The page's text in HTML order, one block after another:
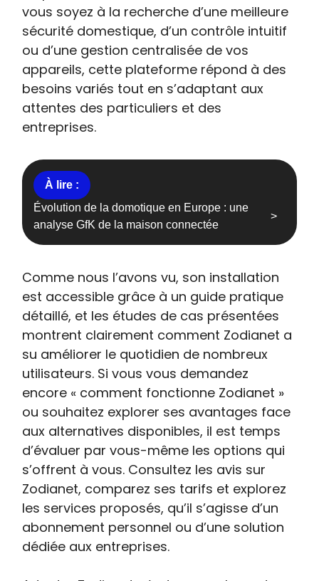
vous soyez à la recherche d’une meilleure
sécurité domestique, d’un contrôle intuitif
ou d’une gestion centralisée de vos
appareils, cette plateforme répond à des
besoins variés tout en s’adaptant aux
attentes des particuliers et des
entreprises.
Évolution de la domotique en Europe : une
analyse GfK de la maison connectée
Comme nous l’avons vu, son installation
est accessible grâce à un guide pratique
détaillé, et les études de cas présentées
montrent clairement comment Zodianet a
su améliorer le quotidien de nombreux
utilisateurs. Si vous vous demandez
encore « comment fonctionne Zodianet »
ou souhaitez explorer ses avantages face
aux alternatives disponibles, il est temps
d’évaluer par vous-même les options qui
s’offrent à vous. Consultez les avis sur
Zodianet, comparez ses tarifs et explorez
les services proposés, qu’il s’agisse d’un
abonnement personnel ou d’une solution
dédiée aux entreprises.